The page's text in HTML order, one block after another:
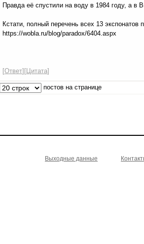
Правда её спустили на воду в 1984 году, а в
Кстати, полный перечень всех 13
https://wobla.ru/blog/paradox/6404.aspx
[Ответ][Цитата]
постов на странице
Выходные данные